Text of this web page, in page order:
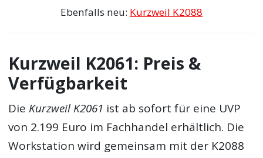
Ebenfalls neu: Kurzweil K2088
Kurzweil K2061: Preis &
Verfügbarkeit
Die Kurzweil K2061 ist ab sofort für eine UVP
von 2.199 Euro im Fachhandel erhältlich. Die
Workstation wird gemeinsam mit der K2088